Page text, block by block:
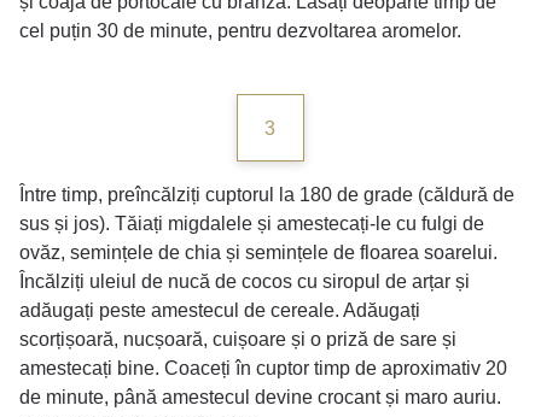
cel puțin 30 de minute, pentru dezvoltarea aromelor.
3
Între timp, preîncălziți cuptorul la 180 de grade (căldură de
sus și jos). Tăiați migdalele și amestecați-le cu fulgi de
ovăz, semințele de chia și semințele de floarea soarelui.
Încălziți uleiul de nucă de cocos cu siropul de arțar și
adăugați peste amestecul de cereale. Adăugați
scorțișoară, nucșoară, cuișoare și o priză de sare și
amestecați bine. Coaceți în cuptor timp de aproximativ 20
de minute, până amestecul devine crocant și maro auriu.